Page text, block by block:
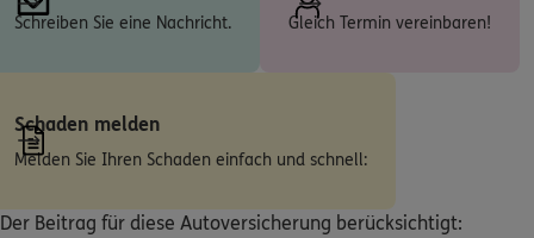
Schreiben Sie eine Nachricht. Gleich Termin vereinbaren!
Schaden melden
Melden Sie Ihren Schaden einfach und schnell:
Der Beitrag für diese Autoversicherung berücksichtigt: